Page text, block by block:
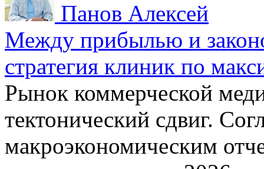
Панов Алексей
Между прибылью и
стратегия клиник по
Рынок коммерческой
тектонический сдвиг.
макроэкономическим